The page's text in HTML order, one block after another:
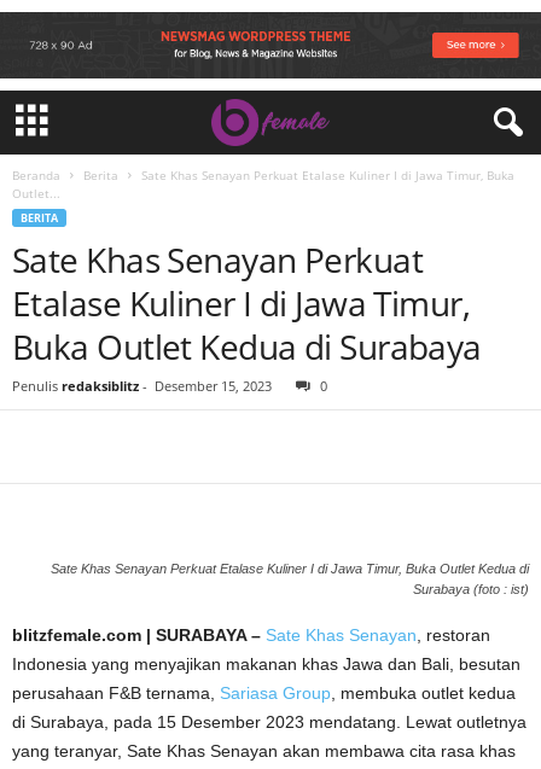
Beranda Berita
Sate Khas Senayan Perkuat Etalase Kuliner I di Jawa Timur, Buka
Outlet...
BERITA
Sate Khas Senayan Perkuat
Etalase Kuliner I di Jawa Timur,
Buka Outlet Kedua di Surabaya
Penulis redaksiblitz - Desember 15, 2023 0
Sate Khas Senayan Perkuat Etalase Kuliner I di Jawa Timur, Buka Outlet Kedua di
Surabaya (foto : ist)
blitzfemale.com | SURABAYA – Sate Khas Senayan , restoran
Indonesia yang menyajikan makanan khas Jawa dan Bali, besutan
perusahaan F&B ternama, Sariasa Group , membuka outlet kedua
di Surabaya, pada 15 Desember 2023 mendatang. Lewat outletnya
yang teranyar, Sate Khas Senayan akan membawa cita rasa khas